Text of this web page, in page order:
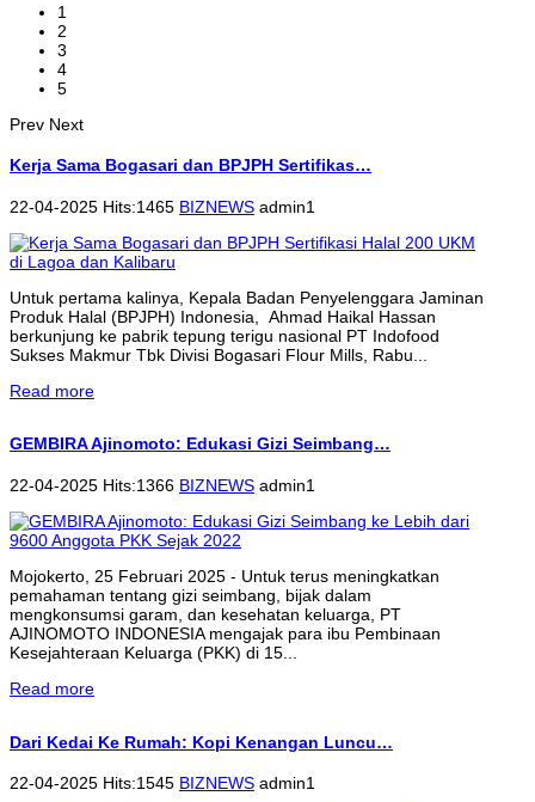
1
2
3
4
5
Prev Next
Kerja Sama Bogasari dan BPJPH Sertifikas…
22-04-2025 Hits:1465 BIZNEWS admin1
Untuk pertama kalinya, Kepala Badan Penyelenggara Jaminan
Produk Halal (BPJPH) Indonesia, Ahmad Haikal Hassan
berkunjung ke pabrik tepung terigu nasional PT Indofood
Sukses Makmur Tbk Divisi Bogasari Flour Mills, Rabu...
Read more
GEMBIRA Ajinomoto: Edukasi Gizi Seimbang…
22-04-2025 Hits:1366 BIZNEWS admin1
Mojokerto, 25 Februari 2025 - Untuk terus meningkatkan
pemahaman tentang gizi seimbang, bijak dalam
mengkonsumsi garam, dan kesehatan keluarga, PT
AJINOMOTO INDONESIA mengajak para ibu Pembinaan
Kesejahteraan Keluarga (PKK) di 15...
Read more
Dari Kedai Ke Rumah: Kopi Kenangan Luncu…
22-04-2025 Hits:1545 BIZNEWS admin1